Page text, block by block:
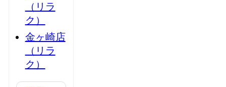
（リラ
ク）
金ヶ崎店
（リラ
ク）